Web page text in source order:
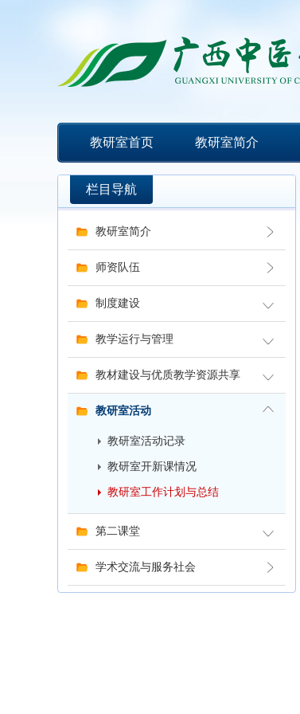
教研室首页 教研室简介
栏目导航
教研室简介
师资队伍
制度建设
教学运行与管理
教材建设与优质教学资源共享
教研室活动
教研室活动记录
教研室开新课情况
教研室工作计划与总结
第二课堂
学术交流与服务社会